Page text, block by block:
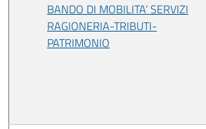
BANDO DI MOBILITA’ SERVIZI
RAGIONERIA-TRIBUTI-
PATRIMONIO